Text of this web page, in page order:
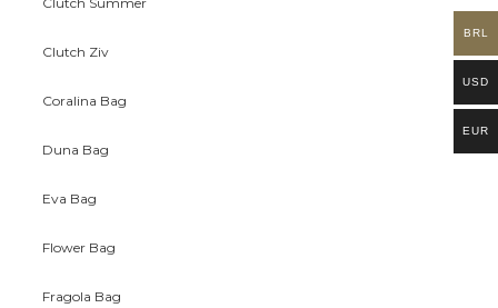
Clutch Ziv
Coralina Bag
Duna Bag
Eva Bag
Flower Bag
Fragola Bag
BRL
USD
EUR